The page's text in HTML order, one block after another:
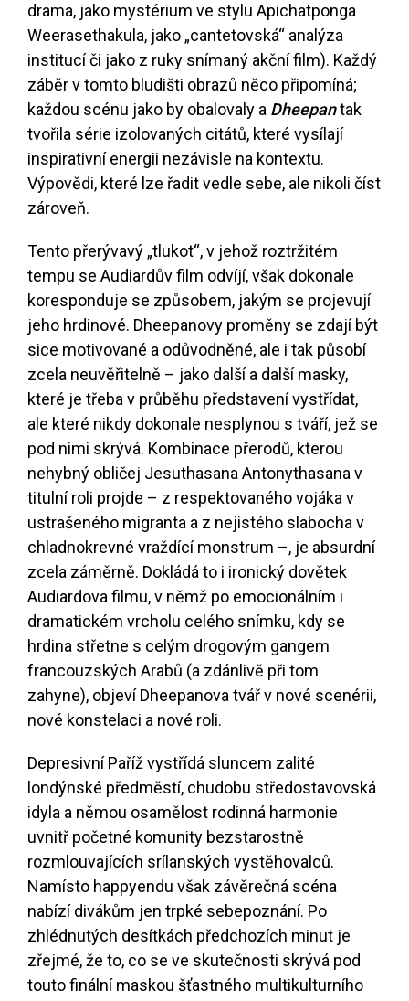
drama, jako mystérium ve stylu Apichatponga
Weerasethakula, jako „cantetovská“ analýza
institucí či jako z ruky snímaný akční film). Každý
záběr v tomto bludišti obrazů něco připomíná;
každou scénu jako by obalovaly a Dheepantak
tvořila série izolovaných citátů, které vysílají
inspirativní energii nezávisle na kontextu.
Výpovědi, které lze řadit vedle sebe, ale nikoli číst
zároveň.
Tento přerývavý „tlukot“, v jehož roztržitém
tempu se Audiardův film odvíjí, však dokonale
koresponduje se způsobem, jakým se projevují
jeho hrdinové. Dheepanovy proměny se zdají být
sice motivované a odůvodněné, ale i tak působí
zcela neuvěřitelně – jako další a další masky,
které je třeba v průběhu představení vystřídat,
ale které nikdy dokonale nesplynou s tváří, jež se
pod nimi skrývá. Kombinace přerodů, kterou
nehybný obličej Jesuthasana Antonythasana v
titulní roli projde – z respektovaného vojáka v
ustrašeného migranta a z nejistého slabocha v
chladnokrevné vraždící monstrum –, je absurdní
zcela záměrně. Dokládá to i ironický dovětek
Audiardova filmu, v němž po emocionálním i
dramatickém vrcholu celého snímku, kdy se
hrdina střetne s celým drogovým gangem
francouzských Arabů (a zdánlivě při tom
zahyne), objeví Dheepanova tvář v nové scenérii,
nové konstelaci a nové roli.
Depresivní Paříž vystřídá sluncem zalité
londýnské předměstí, chudobu středostavovská
idyla a němou osamělost rodinná harmonie
uvnitř početné komunity bezstarostně
rozmlouvajících srílanských vystěhovalců.
Namísto happyendu však závěrečná scéna
nabízí divákům jen trpké sebepoznání. Po
zhlédnutých desítkách předchozích minut je
zřejmé, že to, co se ve skutečnosti skrývá pod
touto finální maskou šťastného multikulturního